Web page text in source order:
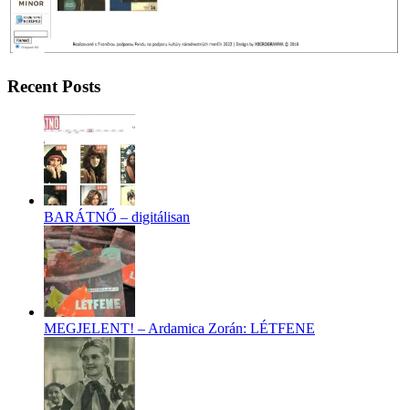
Recent Posts
BARÁTNŐ – digitálisan
MEGJELENT! – Ardamica Zorán: LÉTFENE